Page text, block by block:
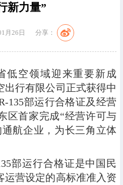
新力量”
月26日 分享：
低空领域迎来重要新成
出行有限公司正式获得中
135部运行合格证及经营
区首家完成“经营许可与
航企业，为长三角立体
部运行合格证是中国民
运营设定的高标准准入资